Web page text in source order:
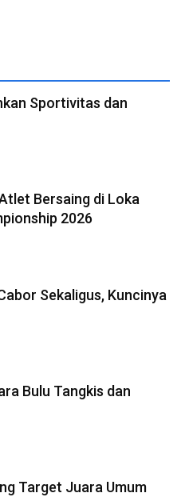
Sportivitas dan
Bersaing di Loka
2026
Sekaligus, Kuncinya
Bulu Tangkis dan
Target Juara Umum